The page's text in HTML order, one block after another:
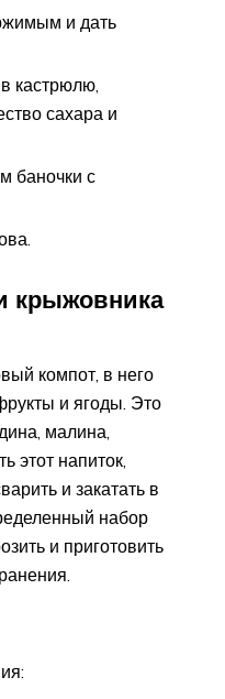
и дать
кастрюлю,
сахара и
баночки с
крыжовника
компот, в него
и ягоды. Это
малина,
этот напиток,
и закатать в
набор
и приготовить